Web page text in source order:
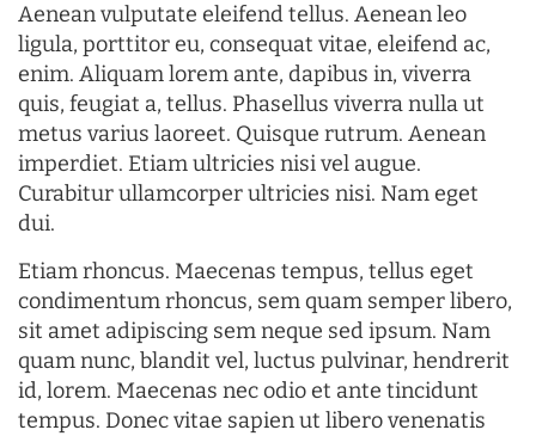
Aenean vulputate eleifend tellus. Aenean leo
ligula, porttitor eu, consequat vitae, eleifend ac,
enim. Aliquam lorem ante, dapibus in, viverra
quis, feugiat a, tellus. Phasellus viverra nulla ut
metus varius laoreet. Quisque rutrum. Aenean
imperdiet. Etiam ultricies nisi vel augue.
Curabitur ullamcorper ultricies nisi. Nam eget
dui.
Etiam rhoncus. Maecenas tempus, tellus eget
condimentum rhoncus, sem quam semper libero,
sit amet adipiscing sem neque sed ipsum. Nam
quam nunc, blandit vel, luctus pulvinar, hendrerit
id, lorem. Maecenas nec odio et ante tincidunt
tempus. Donec vitae sapien ut libero venenatis